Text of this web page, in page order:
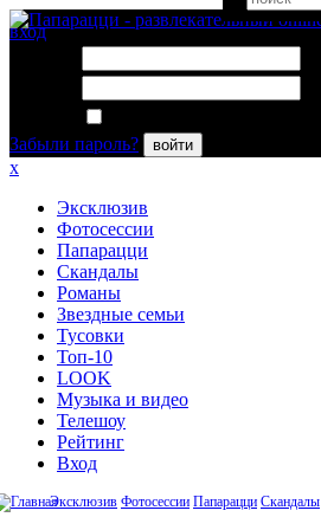
вход
Забыли пароль?
войти
x
Эксклюзив
Фотосессии
Папарацци
Скандалы
Романы
Звездные семьи
Тусовки
Топ-10
LOOK
Музыка и видео
Телешоу
Рейтинг
Вход
Эксклюзив Фотосессии Папарацци Скандалы